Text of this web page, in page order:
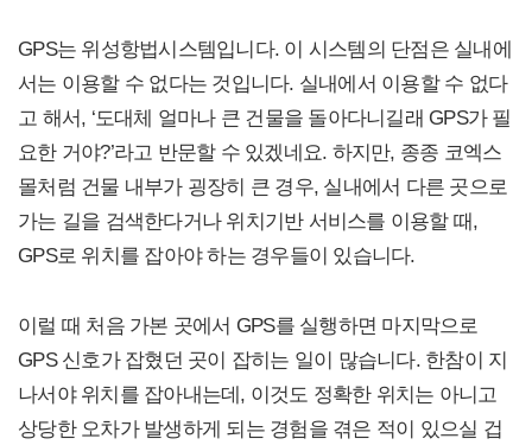
GPS는 위성항법시스템입니다. 이 시스템의 단점은 실내에
서는 이용할 수 없다는 것입니다. 실내에서 이용할 수 없다
고 해서, ‘도대체 얼마나 큰 건물을 돌아다니길래 GPS가 필
요한 거야?’라고 반문할 수 있겠네요. 하지만, 종종 코엑스
몰처럼 건물 내부가 굉장히 큰 경우, 실내에서 다른 곳으로
가는 길을 검색한다거나 위치기반 서비스를 이용할 때,
GPS로 위치를 잡아야 하는 경우들이 있습니다.
이럴 때 처음 가본 곳에서 GPS를 실행하면 마지막으로
GPS 신호가 잡혔던 곳이 잡히는 일이 많습니다. 한참이 지
나서야 위치를 잡아내는데, 이것도 정확한 위치는 아니고
상당한 오차가 발생하게 되는 경험을 겪은 적이 있으실 겁